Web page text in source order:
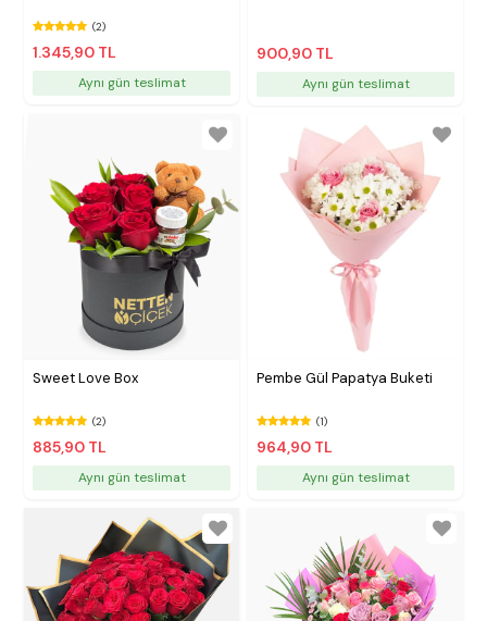
(2)
1.345,90 TL
Aynı gün teslimat
900,90 TL
Aynı gün teslimat
Sweet Love Box
(2)
885,90 TL
Aynı gün teslimat
Pembe Gül Papatya Buketi
(1)
964,90 TL
Aynı gün teslimat